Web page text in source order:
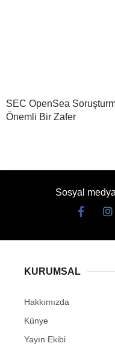
SEC OpenSea
Önemli Bir Zafer
Sosyal
KURUMSAL
Hakkımızda
Künye
Yayın Ekibi